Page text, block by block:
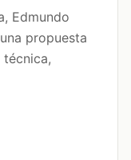
Edmundo
propuesta